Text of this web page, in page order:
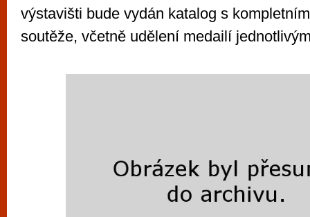
výstavišti bude vydán katalog s
soutěže, včetně udělení medailí